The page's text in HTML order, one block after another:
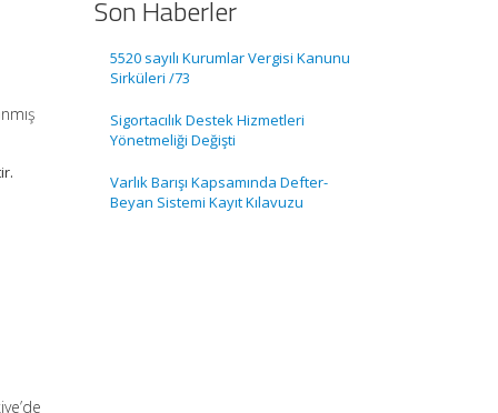
Son Haberler
5520 sayılı Kurumlar Vergisi Kanunu
Sirküleri /73
Sigortacılık Destek Hizmetleri
Yönetmeliği Değişti
Varlık Barışı Kapsamında Defter-
Beyan Sistemi Kayıt Kılavuzu